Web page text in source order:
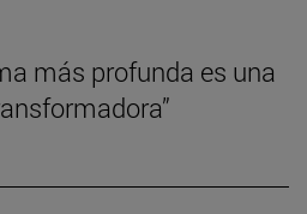
más profunda es una